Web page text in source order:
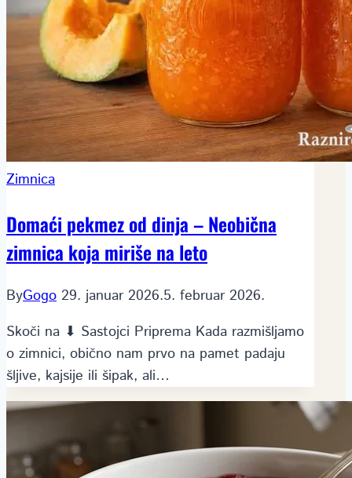
Zimnica
Domaći pekmez od dinja – Neobična
zimnica koja miriše na leto
ByGogo 29. januar 2026.5. februar 2026.
Skoči na ⬇ Sastojci Priprema Kada razmišljamo
o zimnici, obično nam prvo na pamet padaju
šljive, kajsije ili šipak, ali…